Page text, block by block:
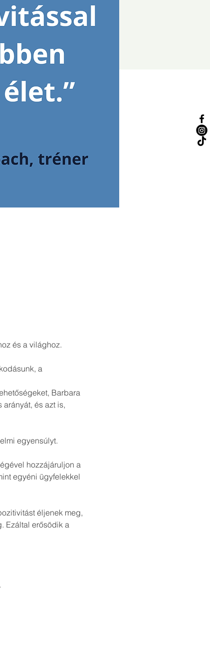
és a világhoz.
a
Barbara
és azt is,
egyensúlyt.
hozzájáruljon a
egyéni ügyfelekkel
éljenek meg,
Ezáltal erősödik a